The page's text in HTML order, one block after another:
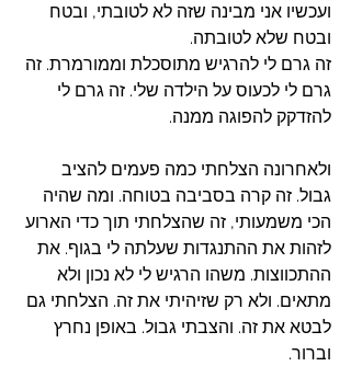
ועכשיו אני מבינה שזה לא לטובתי, ובטח
ובטח שלא לטובתה.
זה גרם לי להרגיש מתוסכלת וממורמרת. זה
גרם לי לכעוס על הילדה שלי. זה גרם לי
להזדקק להפוגה ממנה.
ולאחרונה הצלחתי כמה פעמים להציב
גבול. זה קרה בסביבה בטוחה. ומה שהיה
הכי משמעותי, זה שהצלחתי תוך כדי הארוע
לזהות את ההתנגדות שעלתה לי בגוף. את
ההתכווצות. משהו הרגיש לי לא נכון ולא
מתאים. ולא רק שזיהיתי את זה. הצלחתי גם
לבטא את זה. והצבתי גבול. באופן נחרץ
וברור.